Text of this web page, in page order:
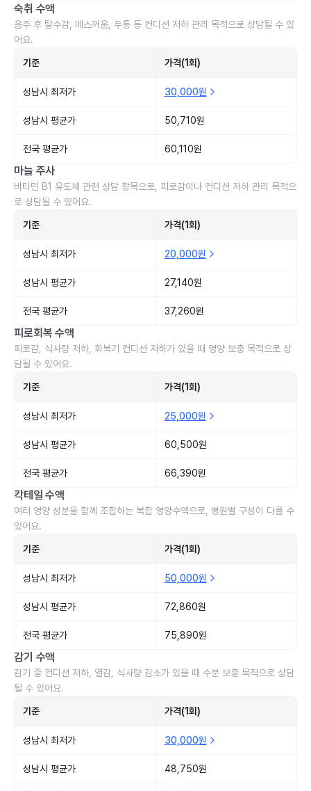
숙취 수액
음주 후 탈수감, 메스꺼움, 두통 등 컨디션 저하 관리 목적으로 상담될 수 있
어요.
기준 가격(1회)
성남시 최저가 30,000원
성남시 평균가 50,710원
전국 평균가 60,110원
마늘 주사
비타민 B1 유도체 관련 상담 항목으로, 피로감이나 컨디션 저하 관리 목적으
로 상담될 수 있어요.
기준 가격(1회)
성남시 최저가 20,000원
성남시 평균가 27,140원
전국 평균가 37,260원
피로회복 수액
피로감, 식사량 저하, 회복기 컨디션 저하가 있을 때 영양 보충 목적으로 상
담될 수 있어요.
기준 가격(1회)
성남시 최저가 25,000원
성남시 평균가 60,500원
전국 평균가 66,390원
칵테일 수액
여러 영양 성분을 함께 조합하는 복합 영양수액으로, 병원별 구성이 다를 수
있어요.
기준 가격(1회)
성남시 최저가 50,000원
성남시 평균가 72,860원
전국 평균가 75,890원
감기 수액
감기 중 컨디션 저하, 열감, 식사량 감소가 있을 때 수분 보충 목적으로 상담
될 수 있어요.
기준 가격(1회)
성남시 최저가 30,000원
성남시 평균가 48,750원